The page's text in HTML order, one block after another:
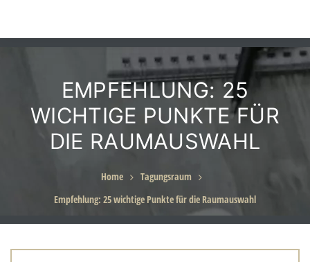
EMPFEHLUNG: 25
WICHTIGE PUNKTE FÜR
DIE RAUMAUSWAHL
Home
Tagungsraum
Empfehlung: 25 wichtige Punkte für die Raumauswahl
in